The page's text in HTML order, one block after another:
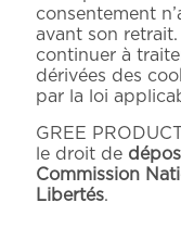
consentement
avant son
continuer à
dérivées des
par la loi
GREE
le droit de
Commission
Libertés.